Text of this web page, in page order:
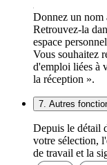
Donnez un nom
Retrouvez-la
espace
Vous souhaitez
d'emploi liées à
la réception ».
7. Autres
Depuis le détail
votre sélection,
de travail et la